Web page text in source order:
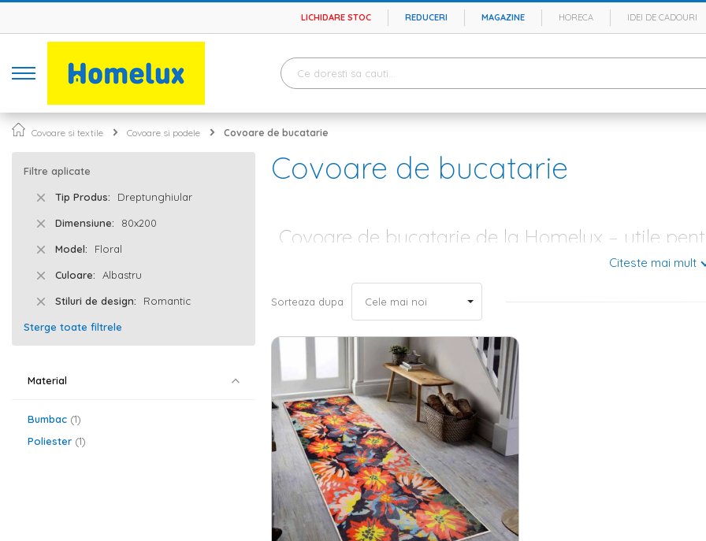
LICHIDARE STOC REDUCERI MAGAZINE HORECA IDEI DE CADOURI
Covoare si textile Covoare si podele Covoare de bucatarie
Covoare de bucatarie
Covoare de bucatarie de la Homelux – utile
De cele mai multe ori, amenajarea bucatariei este unul dintre cele mai importante
casei, deoarece aici se aduna toata familia pentru a prepara si a savura cele mai
mult iubesti si tu clipele petrecute alaturi de cei dragi, iar din acest motiv, la Homelux
, electrocasnicele si corpurile de iluminat, este timpul sa cauti
mai confortabil si cat mai usor de intretinut.
Covoare de bucatarie – modele elegante si preturi accesibile
Bucatarie moderna, bucatarie in stil clasic sau bucatarie in stil traditional? Indiferent
o gama variata decovoaredreptunghiulare pentru bucatarie, in doua variante de
ceea ce iti ofera posibilitatea de a-ti alege varianta preferata fara a fi constrans de
prepara cafeaua de dimineata, ori iti place sa pregatesti in fiecare zi cele mai
Homelux.
Covoare de bucatarie de la Homelux – culori, modele si texturi
Pentru ca stim cat de important este ca bucataria ta sa aiba un aspect cat mai
priveste paleta cromatica, ai la dispozitie atat covoare simple, cu imprimeu alb-
rosu sa portocaliu. De asemenea, ai la dispozitie si covoare in nuante neutre, de bej
modern. Pe langa varietatea de culori, pe site-ul nostru te asteapta si o multime de
modele florale sau orientale.
Citeste mai mult
Sorteaza dupa
Filtre aplicate
Tip Produs Dreptunghiular
Dimensiune 80x200
Model Floral
Culoare Albastru
Stiluri de design Romantic
Sterge toate filtrele
Material
Bumbac 1
Poliester 1